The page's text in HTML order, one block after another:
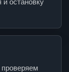
остановку